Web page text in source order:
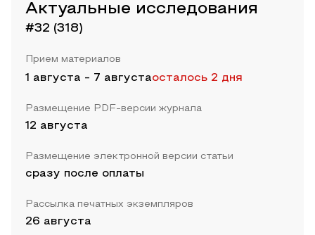
Актуальные исследования
#32 (318)
Прием материалов
1 августа - 7 августаосталось 2 дня
Размещение PDF-версии журнала
12 августа
Размещение электронной версии статьи
сразу после оплаты
Рассылка печатных экземпляров
26 августа